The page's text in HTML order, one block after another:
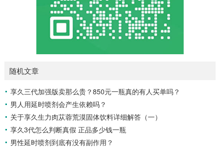
随机文章
享久三代加强版卖那么贵？850元一瓶真的有人买单吗？
男人用延时喷剂会产生依赖吗？
关于享久生力肉苁蓉荒漠固体饮料详细解答（一）
享久3代怎么判断真假 正品多少钱一瓶
男性延时喷剂到底有没有副作用？